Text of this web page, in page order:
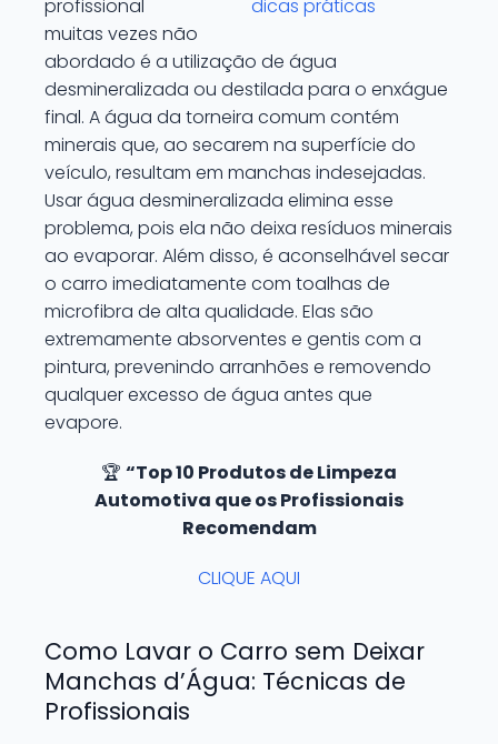
dicas práticas
profissional
muitas vezes não
abordado é a utilização de água
desmineralizada ou destilada para o enxágue
final. A água da torneira comum contém
minerais que, ao secarem na superfície do
veículo, resultam em manchas indesejadas.
Usar água desmineralizada elimina esse
problema, pois ela não deixa resíduos minerais
ao evaporar. Além disso, é aconselhável secar
o carro imediatamente com toalhas de
microfibra de alta qualidade. Elas são
extremamente absorventes e gentis com a
pintura, prevenindo arranhões e removendo
qualquer excesso de água antes que
evapore.
🏆 “Top 10 Produtos de Limpeza
Automotiva que os Profissionais
Recomendam
CLIQUE AQUI
Como Lavar o Carro sem Deixar
Manchas d’Água: Técnicas de
Profissionais